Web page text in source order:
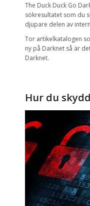
The Duck Duck Go
sökresultatet som du
djupare delen av
Tor artikelkatalogen
ny på Darknet så är
Darknet.
Hur du